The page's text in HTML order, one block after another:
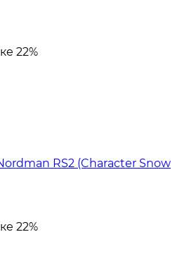
22%
RS2 (Character Snow
22%